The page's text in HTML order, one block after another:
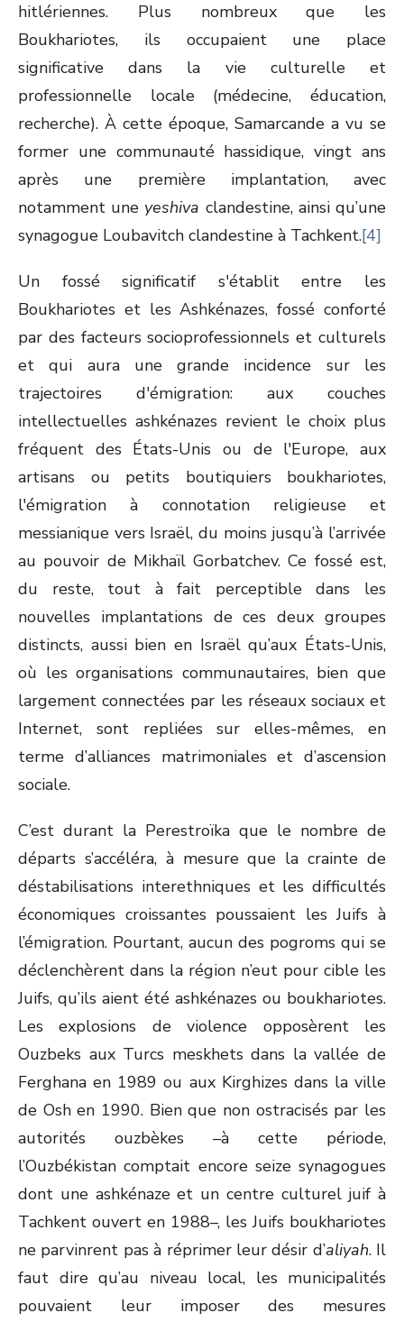
hitlériennes. Plus nombreux que les
Boukhariotes, ils occupaient une place
significative dans la vie culturelle et
professionnelle locale (médecine, éducation,
recherche). À cette époque, Samarcande a vu se
former une communauté hassidique, vingt ans
après une première implantation, avec
notamment une yeshiva clandestine, ainsi qu’une
synagogue Loubavitch clandestine à Tachkent.[4]
Un fossé significatif s'établit entre les
Boukhariotes et les Ashkénazes, fossé conforté
par des facteurs socioprofessionnels et culturels
et qui aura une grande incidence sur les
trajectoires d'émigration: aux couches
intellectuelles ashkénazes revient le choix plus
fréquent des États-Unis ou de l'Europe, aux
artisans ou petits boutiquiers boukhariotes,
l'émigration à connotation religieuse et
messianique vers Israël, du moins jusqu’à l’arrivée
au pouvoir de Mikhaïl Gorbatchev. Ce fossé est,
du reste, tout à fait perceptible dans les
nouvelles implantations de ces deux groupes
distincts, aussi bien en Israël qu’aux États-Unis,
où les organisations communautaires, bien que
largement connectées par les réseaux sociaux et
Internet, sont repliées sur elles-mêmes, en
terme d’alliances matrimoniales et d’ascension
sociale.
C’est durant la Perestroïka que le nombre de
départs s’accéléra, à mesure que la crainte de
déstabilisations interethniques et les difficultés
économiques croissantes poussaient les Juifs à
l’émigration. Pourtant, aucun des pogroms qui se
déclenchèrent dans la région n’eut pour cible les
Juifs, qu’ils aient été ashkénazes ou boukhariotes.
Les explosions de violence opposèrent les
Ouzbeks aux Turcs meskhets dans la vallée de
Ferghana en 1989 ou aux Kirghizes dans la ville
de Osh en 1990. Bien que non ostracisés par les
autorités ouzbèkes –à cette période,
l’Ouzbékistan comptait encore seize synagogues
dont une ashkénaze et un centre culturel juif à
Tachkent ouvert en 1988–, les Juifs boukhariotes
ne parvinrent pas à réprimer leur désir d’aliyah. Il
faut dire qu’au niveau local, les municipalités
pouvaient leur imposer des mesures